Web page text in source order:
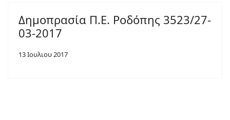
Δημοπρασία Π.Ε. Ροδόπης 3523/27-
03-2017
13 Ιουλιου 2017